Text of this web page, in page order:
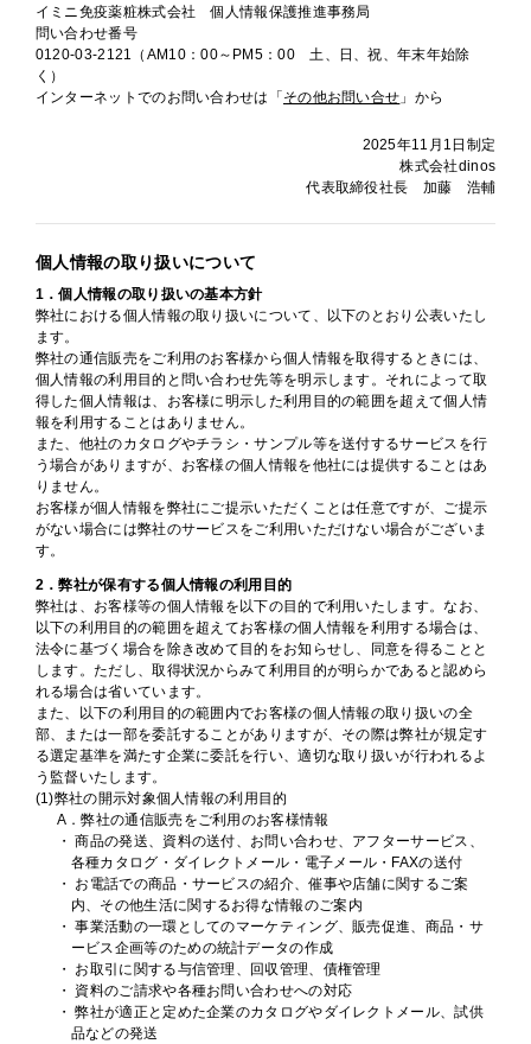
お問い合せ
メディア掲載
イミニ免疫薬粧株式会社 個人情報保護推進事務局
問い合わせ番号
0120-03-2121（AM10：00～PM5：00 土、日、祝、年末年始除
く）
インターネットでのお問い合わせは「その他お問い合せ 」から
2025年11月1日制定
株式会社dinos
代表取締役社長 加藤 浩輔
個人情報の取り扱いについて
1．個人情報の取り扱いの基本方針
弊社における個人情報の取り扱いについて、以下のとおり公表いたし
ます。
弊社の通信販売をご利用のお客様から個人情報を取得するときには、
個人情報の利用目的と問い合わせ先等を明示します。それによって取
得した個人情報は、お客様に明示した利用目的の範囲を超えて個人情
報を利用することはありません。
また、他社のカタログやチラシ・サンプル等を送付するサービスを行
う場合がありますが、お客様の個人情報を他社には提供することはあ
りません。
お客様が個人情報を弊社にご提示いただくことは任意ですが、ご提示
がない場合には弊社のサービスをご利用いただけない場合がございま
す。
2．弊社が保有する個人情報の利用目的
弊社は、お客様等の個人情報を以下の目的で利用いたします。なお、
以下の利用目的の範囲を超えてお客様の個人情報を利用する場合は、
法令に基づく場合を除き改めて目的をお知らせし、同意を得ることと
します。ただし、取得状況からみて利用目的が明らかであると認めら
れる場合は省いています。
また、以下の利用目的の範囲内でお客様の個人情報の取り扱いの全
部、または一部を委託することがありますが、その際は弊社が規定す
る選定基準を満たす企業に委託を行い、適切な取り扱いが行われるよ
う監督いたします。
(1)弊社の開示対象個人情報の利用目的
A．弊社の通信販売をご利用のお客様情報
・ 商品の発送、資料の送付、お問い合わせ、アフターサービス、
各種カタログ・ダイレクトメール・電子メール・FAXの送付
・ お電話での商品・サービスの紹介、催事や店舗に関するご案
内、その他生活に関するお得な情報のご案内
・ 事業活動の一環としてのマーケティング、販売促進、商品・サ
ービス企画等のための統計データの作成
・ お取引に関する与信管理、回収管理、債権管理
・ 資料のご請求や各種お問い合わせへの対応
・ 弊社が適正と定めた企業のカタログやダイレクトメール、試供
品などの発送